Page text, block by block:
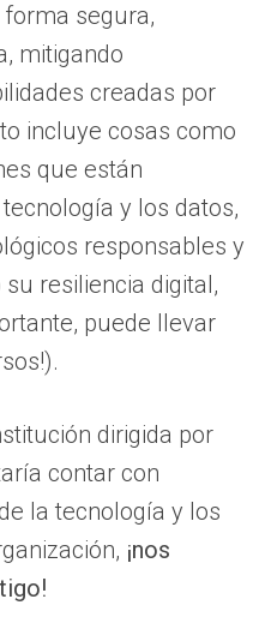
segura,
mitigando
creadas por
incluye cosas como
que están
y los datos,
responsables y
resiliencia digital,
puede llevar
dirigida por
contar con
la tecnología y los
¡nos